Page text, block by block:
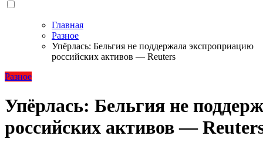
Главная
Разное
Упёрлась: Бельгия не поддержала экспроприацию
российских активов — Reuters
Разное
Упёрлась: Бельгия не
российских активов —